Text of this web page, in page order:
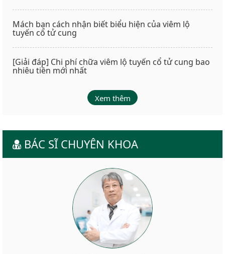
Mách bạn cách nhận biết biểu hiện của viêm lộ
tuyến cổ tử cung
[Giải đáp] Chi phí chữa viêm lộ tuyến cổ tử cung bao
nhiêu tiền mới nhất
Xem thêm
BÁC SĨ CHUYÊN KHOA